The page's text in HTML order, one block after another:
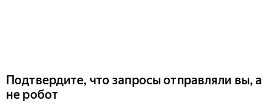
Подтвердите, что запросы отправляли вы, а
не робот